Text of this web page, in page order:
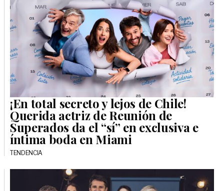
¡En total secreto y lejos de Chile!
Querida actriz de Reunión de
Superados da el “sí” en exclusiva e
íntima boda en Miami
TENDENCIA